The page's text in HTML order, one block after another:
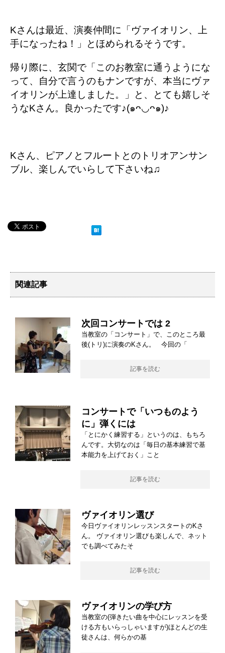
Kさんは最近、演奏仲間に「ヴァイオリン、上
手になったね！」とほめられるそうです。
帰り際に、玄関で「このお教室に通うようにな
って、自分で言うのもナンですが、本当にヴァ
イオリンが上達しました。」と、とても嬉しそ
うなKさん。良かったです♪(๑ᴖ◡ᴖ๑)♪
Kさん、ピアノとフルートとのトリオアンサン
ブル、楽しんでいらして下さいね♫
関連記事
次回コンサートでは 2
当教室の「コンサート」で、このところ最
後(トリ)に演奏のKさん。 今回の「
記事を読む
コンサートで「いつものよう
に」弾くには
「とにかく練習する」というのは、もちろ
んです。大切なのは「毎日の基本練習で基
本能力を上げておく」こと
記事を読む
ヴァイオリン選び
今日ヴァイオリンレッスンスタートのKさ
ん。 ヴァイオリン選びも楽しんで、ネット
でも調べてみたそ
記事を読む
ヴァイオリンの学び方
当教室の(弾きたい曲を中心にレッスンを受
ける方もいらっしゃいますが)ほとんどの生
徒さんは、何らかの基